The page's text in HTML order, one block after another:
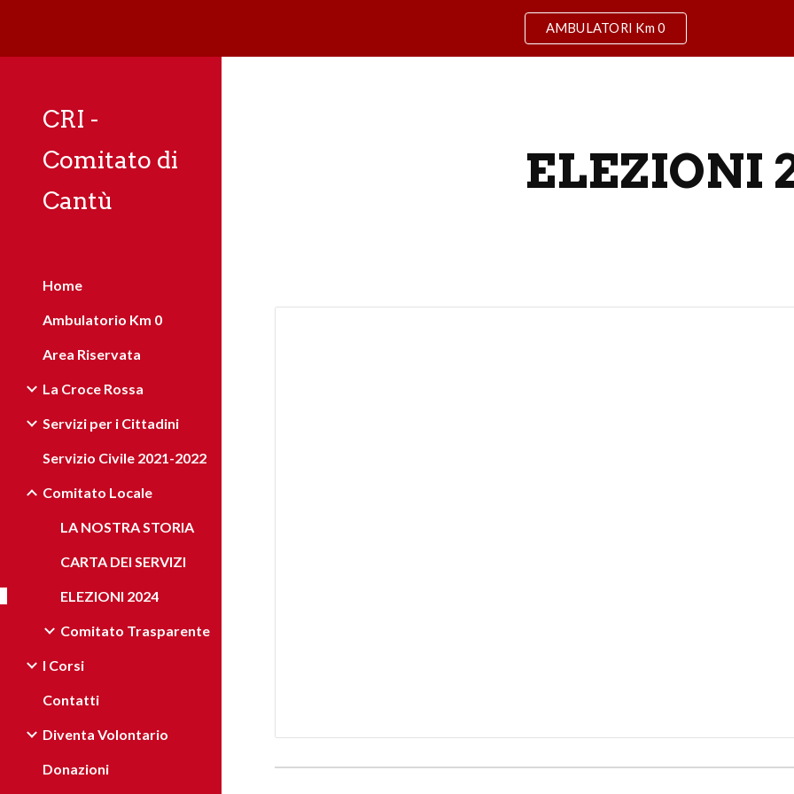
AMBULATORI Km 0
CRI -
Comitato di
Cantù
Home
Ambulatorio Km 0
Area Riservata
La Croce Rossa
Servizi per i Cittadini
Servizio Civile 2021-2022
Comitato Locale
LA NOSTRA STORIA
CARTA DEI SERVIZI
ELEZIONI 2024
Comitato Trasparente
I Corsi
Contatti
Diventa Volontario
Donazioni
ELEZIONI